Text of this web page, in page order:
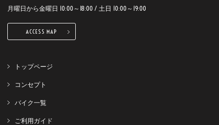
月曜日から金曜日 10:00～18:00 / 土日 10:00～19:00
ACCESS MAP
トップページ
コンセプト
バイク一覧
ご利用ガイド